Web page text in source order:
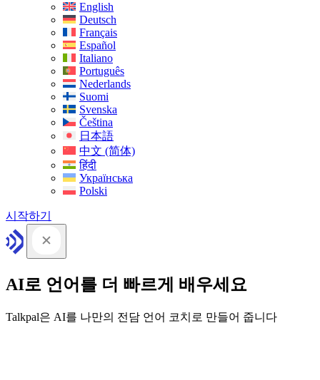
English
Deutsch
Français
Español
Italiano
Português
Nederlands
Suomi
Svenska
Čeština
日本語
中文 (简体)
हिंदी
Українська
Polski
시작하기
AI로 언어를 더 빠르게 배우세요
Talkpal은 AI를 나만의 전담 언어 코치로 만들어 줍니다